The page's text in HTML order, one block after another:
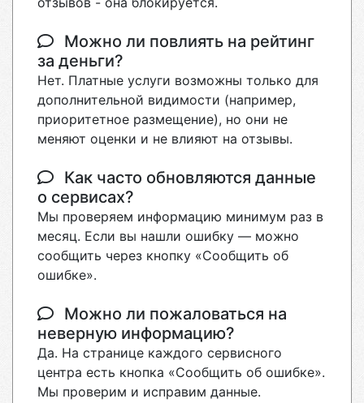
Можно ли повлиять на рейтинг
за деньги?
Нет. Платные услуги возможны только для
дополнительной видимости (например,
приоритетное размещение), но они не
меняют оценки и не влияют на отзывы.
Как часто обновляются данные
о сервисах?
Мы проверяем информацию минимум раз в
месяц. Если вы нашли ошибку — можно
сообщить через кнопку «Сообщить об
ошибке».
Можно ли пожаловаться на
неверную информацию?
Да. На странице каждого сервисного
центра есть кнопка «Сообщить об ошибке».
Мы проверим и исправим данные.